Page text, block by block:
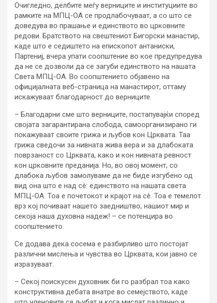
Очигледно, делбите меѓу верниците и институциите во
рамките на МПЦ-ОА се продлабочуваат, а со што се
доведува во прашање и единството во црковните
редови. Братството на свештениот Бигорски манастир,
каде што е седиштето на епископот антаниски,
Партениј, вчера упати соопштение во кое предупредува
да не се дозволи да се загуби единството на нашата
Света МПЦ-ОА. Во соопштението објавено на
официјалната веб-страница на манастирот, оттаму
искажуваат благодарност до верниците.
– Благодарни сме што верниците, постапувајќи според
својата загарантирана слобода, самоорганизирано ги
покажуваат своите грижа и љубов кон Црквата. Таа
грижа сведочи за нивната жива вера и за длабоката
поврзаност со Црквата, како и кон нивната ревност
кон црковните преданија. Но, во овој момент, со
длабока љубов замолуваме да не биде изгубено од
вид она што е над сè: единството на нашата света
МПЦ-ОА. Тоа е почетокот и крајот на сè. Тоа е темелот
врз кој почиваат нашето заедништво, нашиот мир и
секоја наша духовна надеж! – се потенцира во
соопштението.
Се додава дека сосема е разбирливо што постојат
различни мислења и чувства во Црквата, кои јавно се
изразуваат.
– Секој поискусен духовник би го разбрал тоа како
конструктивна дебата внатре во семејството, каде